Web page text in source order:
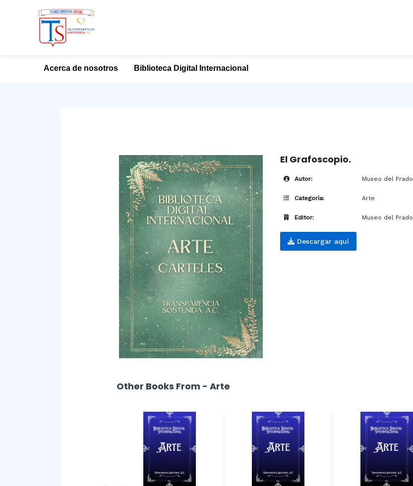
Acerca de nosotros Biblioteca Digital Internacional
El Grafoscopio.
Autor: Museo del Prado
Categoría: Arte
Editor: Museo del Prado
Descargar aquí
Other Books From - Arte